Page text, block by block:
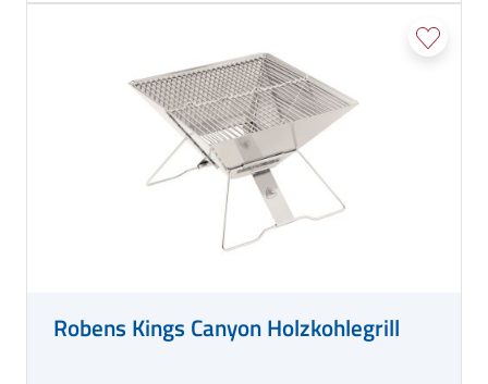
Robens Kings Canyon Holzkohlegrill